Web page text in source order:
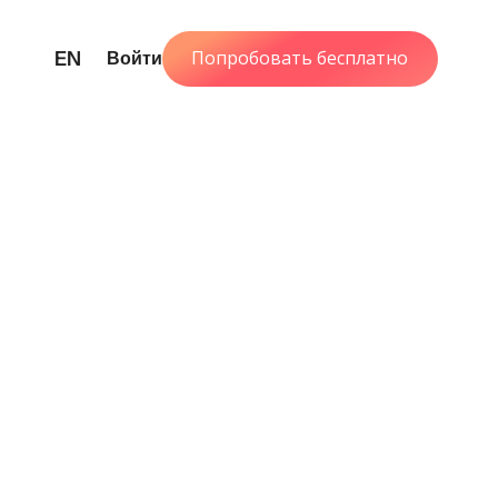
EN Войти Попробовать бесплатно